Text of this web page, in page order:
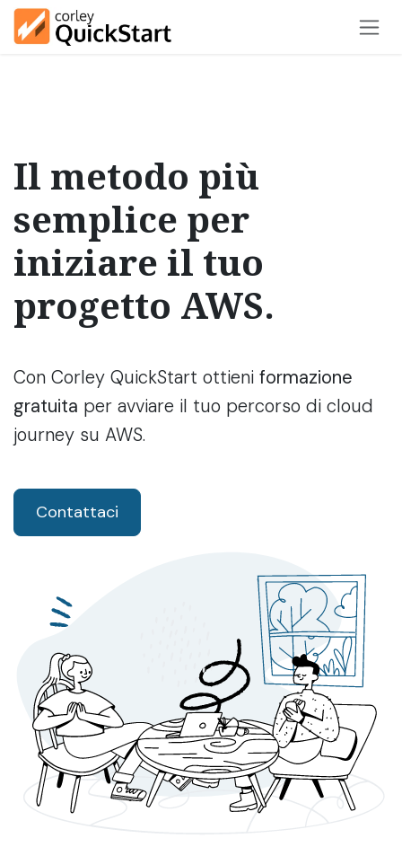
Passa al contenuto
Il metodo più
semplice per
iniziare il tuo
progetto AWS.
Con Corley QuickStart ottieni formazione
gratuita per avviare il tuo percorso di cloud
journey su AWS.
Contattaci